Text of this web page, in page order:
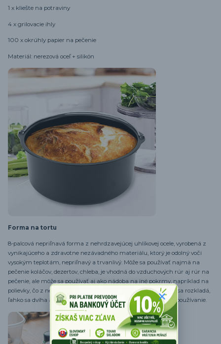
1 x kliešte na potraviny
4 x grilovacie ihly
100 x okrúhly papier na pečenie
Materiál: nerezová oceľ + silikón
Forma na tortu
8-palcová nepriľnavá forma z nehrdzavejúcej uhlíkovej ocele, vyrobená z
vynikajúceho a zdravotne nezávadného materiálu, ktorý je odolný voči
vysokým teplotám, nepriľnavý a trvanlivý. Môže sa používať najmä na
pečenie koláčov, dezertov, chleba, je vhodná do vzduchových rúr aj rúr na
pečenie, ale môže sa používať aj ako nádoba na iné pokrmy, napríklad na
polievky, čo z nej robí univerzálny doplnok do kuchyne. Ľahko sa rozkladá,
ľahko sa dvíha a ľahko sa čistí, je veľmi pohodlná a zdravá na používanie.